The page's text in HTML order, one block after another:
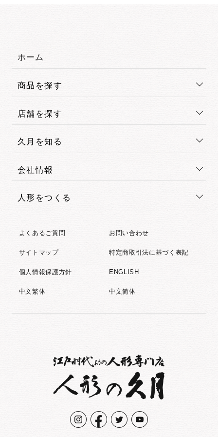
ホーム
商品を探す
店舗を探す
久月を知る
会社情報
人形をつくる
よくあるご質問 お問い合わせ
サイトマップ 特定商取引法に基づく表記
個人情報保護方針 ENGLISH
中文繁体 中文简体